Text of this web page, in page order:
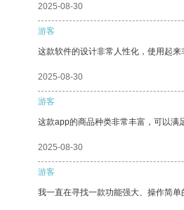
2025-08-30
游客
这款软件的设计非常人性化，使用起来
2025-08-30
游客
这款app的商品种类非常丰富，可以满
2025-08-30
游客
我一直在寻找一款功能强大、操作简